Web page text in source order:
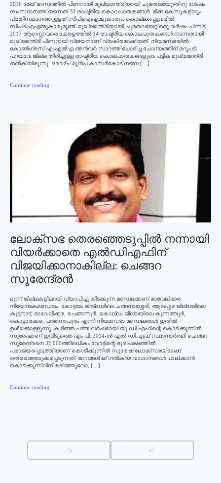
2016 മേയ് മാസത്തില്‍ പിണറായി മുഖ്യമന്ത്രിയായി ചുമതലയേറ്റതിനു ശേഷം
സംസ്ഥാനത്ത് നടന്നത് 20 രാഷ്ട്രീയ കൊലപാതകങ്ങള്‍. മിക്ക കേസുകളിലും
പ്രതിസ്ഥാനത്തുള്ളത് സിപിഐഎമ്മുകാരും. കൊല്ലപ്പെട്ടവരില്‍
സിപിഐഎമ്മുകാരുമുണ്ട്. മുഖ്യമന്ത്രിയായി ചുമതലയേറ്റ് ഒരു വര്‍ഷം പിന്നിട്ട്
2017 ആഗസ്റ്റ് വരെ കേരളത്തില്‍ 14 രാഷ്ട്രീയ കൊലപാതകങ്ങള്‍ നടന്നതായി
മുഖ്യമന്ത്രി പിണറായി വിജയനാണ് വ്യക്തമാക്കിയത്. നിയമസഭയില്‍
കോണ്‍ഗ്രസ് എംഎല്‍എ അന്‍വര്‍ സാദത്ത് ചോദിച്ച ചോദ്യത്തിന് മറുപടി
പറയവേ ജില്ല തിരിച്ചുള്ള രാഷ്ട്രീയ കൊലപാതകങ്ങളുടെ പട്ടിക മുഖ്യമന്ത്രി
നല്‍കിയിരുന്നു. ഒരാഴ്ച മുന്‍പ് കാസര്‍കോട് നടന്ന […]
Continue reading
ലോക്‌സഭ തെരഞ്ഞെടുപ്പില്‍ നന്നായി
വിയര്‍ക്കാതെ എല്‍ഡിഎഫിന്
വിജയിക്കാനാകില്ല: ചെങ്ങറ
സുരേന്ദ്രന്‍
മൂന്ന് ജില്ലകളിലായി വ്യാപിച്ചു കിടക്കുന്ന മണ്ഡലമാണ് മാവേലിക്കര
നിയോജകമണ്ഡലം. കോട്ടയം ജില്ലയിലെ ചങ്ങനാശ്ശേരി, ആലപ്പുഴ ജില്ലയിലെ
കുട്ടനാട്, മാവേലിക്കര, ചെങ്ങന്നൂര്‍, കൊല്ലം ജില്ലയിലെ കുന്നത്തൂര്‍,
കൊട്ടാരക്കര, പത്തനാപുരം എന്നീ നിയമസഭാ മണ്ഡലങ്ങള്‍ ഇതില്‍
ഉള്‍ക്കൊള്ളുന്നു. കഴിഞ്ഞ പത്ത് വര്‍ഷമായി യു ഡി എഫിന്റെ കൊടിക്കുന്നില്‍
സുരേഷാണ് ഇവിടുത്തെ എം പി. 2014-ല്‍ എല്‍.ഡി.എഫ് സ്ഥാനാര്‍ത്ഥി ചെങ്ങറ
സുരേന്ദ്രനെ 32,000ത്തിലധികം വോട്ടിന്റെ ഭൂരിപക്ഷത്തില്‍
പരാജയപ്പെടുത്തിയാണ് കൊടിക്കുന്നില്‍ സുരേഷ് ലോക്സഭയിലേക്ക്
തെരഞ്ഞെടുക്കപ്പെടുന്നത്. ജനങ്ങള്‍ക്ക് നല്‍കിയ വാഗ്ദാനങ്ങള്‍ പാലിക്കാന്‍
കൊടിക്കുന്നിലിന് കഴിഞ്ഞുവോ, […]
Continue reading